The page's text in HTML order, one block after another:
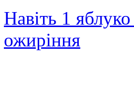
Навіть 1
ожиріння